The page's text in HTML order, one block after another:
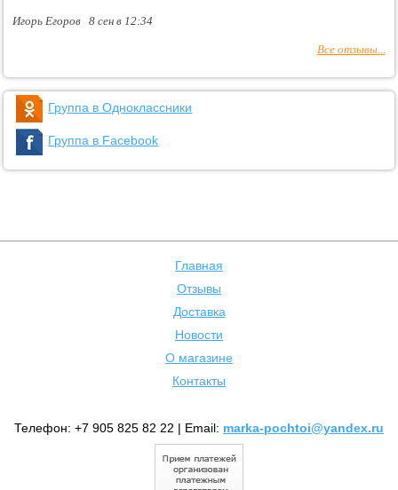
Игорь Егоров 8 сен в 12:34
Все отзывы...
Группа в Одноклассники
Группа в Facebook
Главная
Отзывы
Доставка
Новости
О магазине
Контакты
Телефон: +7 905 825 82 22 | Email: marka-pochtoi@yandex.ru